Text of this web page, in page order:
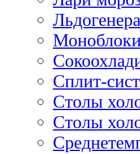
Сплит-
Столы
Столы